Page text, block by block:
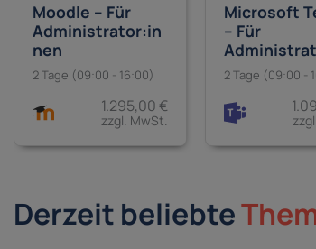
Moodle – Für
Administrator:in
nen
2 Tage (09:00 - 16:00)
1.295,00 €
zzgl. MwSt.
Microsoft
– Für
nen
2 Tage (09:00 -
Derzeit beliebte